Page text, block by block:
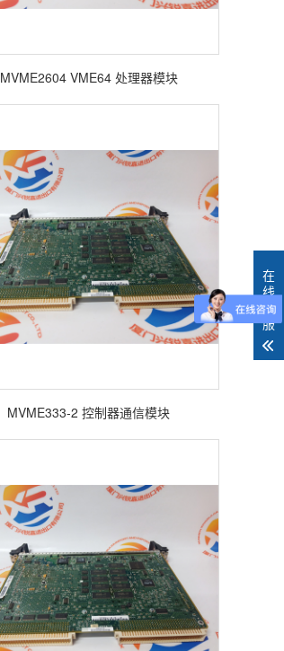
MVME2604 VME64 处理器模块
MVME333-2 控制器通信模块
在
线
客
服